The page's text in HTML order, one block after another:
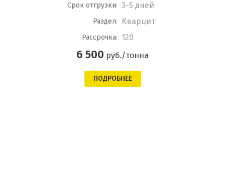
Срок отгрузки: 3-5 дней
Раздел: Кварцит
Рассрочка: 120
6 500 руб./тонна
ПОДРОБНЕЕ